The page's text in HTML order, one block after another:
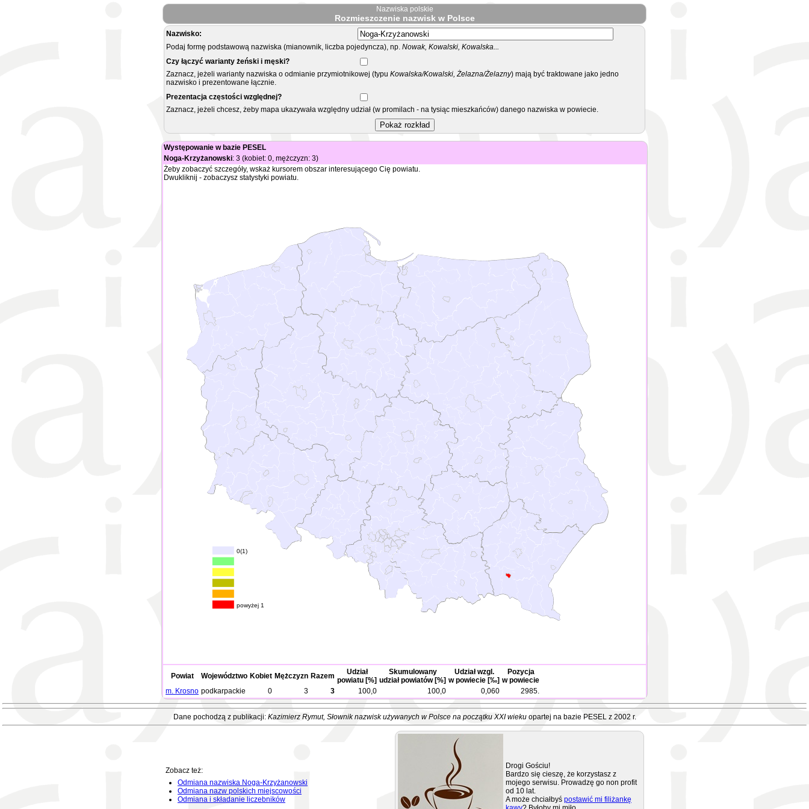
Nazwiska polskie
Rozmieszczenie nazwisk w Polsce
Nazwisko:
Podaj formę podstawową nazwiska (mianownik, liczba pojedyncza), np. Nowak, Kowalski, Kowalska...
Czy łączyć warianty żeński i męski?
Zaznacz, jeżeli warianty nazwiska o odmianie przymiotnikowej (typu Kowalska/Kowalski, Żelazna/Żelazny) mają być traktowane jako jedno
nazwisko i prezentowane łącznie.
Prezentacja częstości względnej?
Zaznacz, jeżeli chcesz, żeby mapa ukazywała względny udział (w promilach - na tysiąc mieszkańców) danego nazwiska w powiecie.
Występowanie w bazie PESEL
Noga-Krzyżanowski: 3 (kobiet: 0, mężczyzn: 3)
Żeby zobaczyć szczegóły, wskaż kursorem obszar interesującego Cię powiatu.
Dwukliknij - zobaczysz statystyki powiatu.
0(1)
powyżej 1
Powiat Województwo Kobiet Mężczyzn Razem
Udział
powiatu [%]
Skumulowany
udział powiatów [%]
Udział wzgl.
w powiecie [‰]
Pozycja
w powiecie
m. Krosno podkarpackie 0 3 3 100,0 100,0 0,060 2985.
Dane pochodzą z publikacji: Kazimierz Rymut, Słownik nazwisk używanych w Polsce na początku XXI wiekuopartej na bazie PESEL z 2002 r.
Zobacz też:
Odmiana nazwiska Noga-Krzyżanowski
Odmiana nazw polskich miejscowości
Odmiana i składanie liczebników
Drogi Gościu!
Bardzo się cieszę, że korzystasz z
mojego serwisu. Prowadzę go non profit
od 10 lat.
A może chciałbyś postawić mi filiżankę